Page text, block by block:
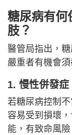
糖尿病有何
肢？
醫管局指出，
嚴重者有機會
1. 慢性併發症
若糖尿病控制
容易受到損壞
能，有致命風險